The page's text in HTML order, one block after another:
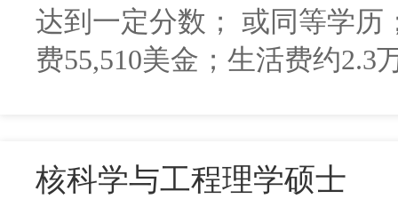
达到一定分数； 或同等学历
费55,510美金；生活费约2.3
核科学与工程理学硕士